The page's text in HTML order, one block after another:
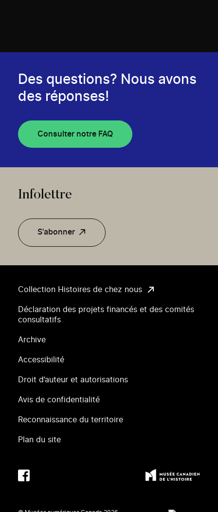
Collection Histoires de chez nous
Déclaration des projets financés et des comités
consultatifs
Archive
Accessibilité
Droit d’auteur et autorisations
Avis de confidentialité
Reconnaissance du territoire
Plan du site
Des questions? Nous avons
des réponses!
Consulter notre FAQ
Infolettre
S'abonner